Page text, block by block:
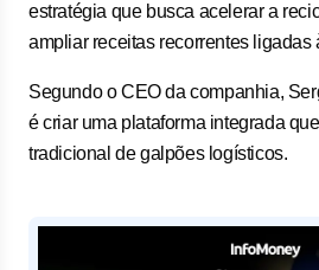
estratégia que busca acelerar a
ampliar receitas recorrentes ligadas
Segundo o CEO da companhia,
é criar uma plataforma integrada
tradicional de galpões logísticos.